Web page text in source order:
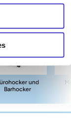
und
Barhocker